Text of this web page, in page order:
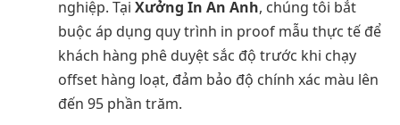
nghiệp. Tại Xưởng In An Anh, chúng tôi bắt
buộc áp dụng quy trình in proof mẫu thực tế để
khách hàng phê duyệt sắc độ trước khi chạy
offset hàng loạt, đảm bảo độ chính xác màu lên
đến 95 phần trăm.